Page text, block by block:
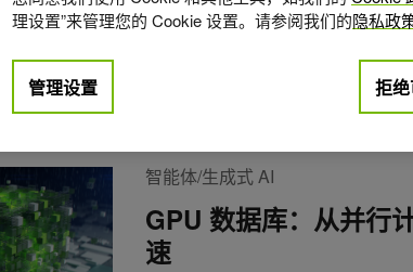
融领域的解决方案架构师，目前其主要负责协助
建面向大数据分析及人工智能的软硬件系统方
户和服务商提供技术和解决方案支持。
智能体/生成式 AI
GPU 数据库：从并行
速
理设置”来管理您的 Cookie 设置。请参阅我们的隐私政
管理设置 拒